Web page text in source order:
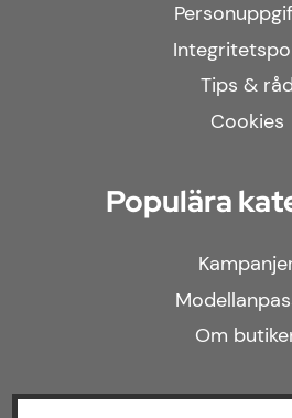
Tips & råd
Cookies
Populära
Om